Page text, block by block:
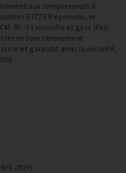
aux compresseurs à
BITZER éprouvés, le
RC-01 surveille et gère (fait
de fonctionnement
et garantit ainsi la sécurité,
70(Y)